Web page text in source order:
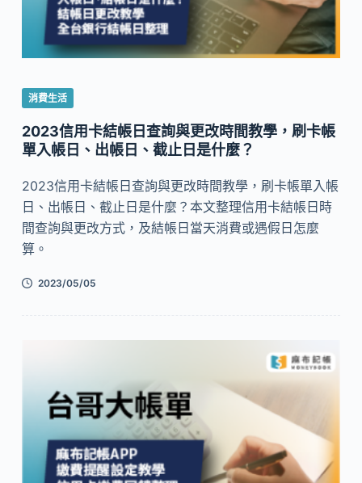
消費生活
2023信用卡結帳日查詢與更改時間教學，刷卡帳
單入帳日、出帳日、截止日是什麼？
2023信用卡結帳日查詢與更改時間教學，刷卡帳單入帳
日、出帳日、截止日是什麼？本文整理信用卡結帳日時
間查詢與更改方式，及結帳日當天消費或遇假日怎麼
算。
2023/05/05